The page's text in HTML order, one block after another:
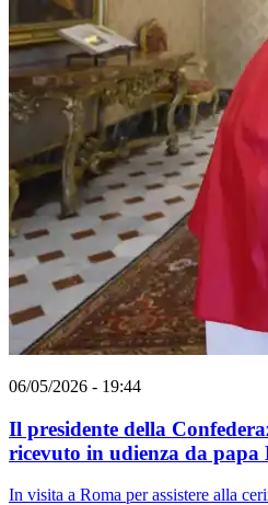
06/05/2026 - 19:44
Il presidente della
ricevuto in udienza da papa
In visita a Roma per assistere alla